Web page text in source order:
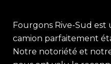
Fourgons Rive-Sud
camion parfaitement
Notre notoriété et